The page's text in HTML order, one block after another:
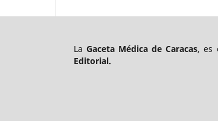
LaGaceta Médica de Caracas, es
Editorial.